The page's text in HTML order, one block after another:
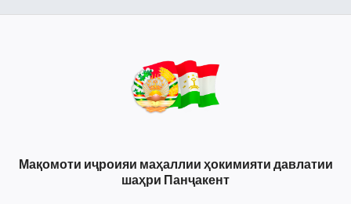
Мақомоти иҷроияи маҳаллии ҳокимияти давлатии
шаҳри Панҷакент